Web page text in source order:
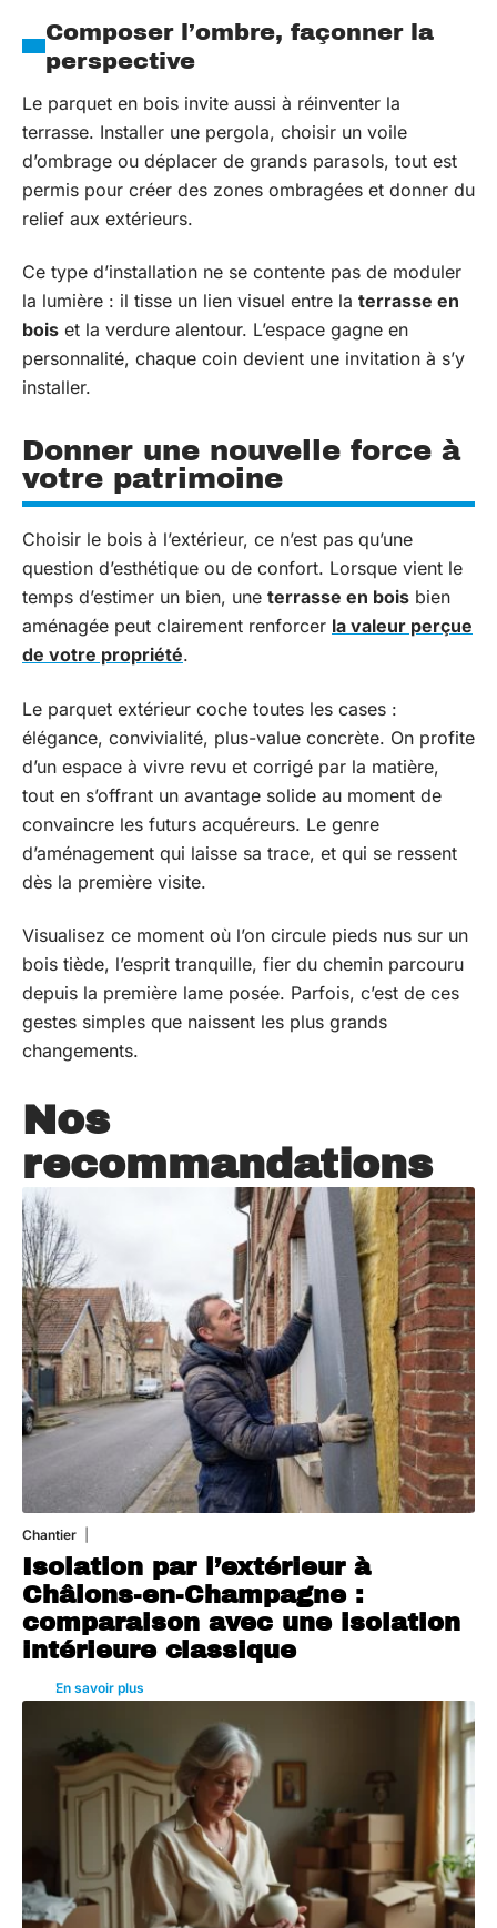
Composer l’ombre, façonner la
perspective
Le parquet en bois invite aussi à réinventer la
terrasse. Installer une pergola, choisir un voile
d’ombrage ou déplacer de grands parasols, tout est
permis pour créer des zones ombragées et donner du
relief aux extérieurs.
Ce type d’installation ne se contente pas de moduler
la lumière : il tisse un lien visuel entre la terrasse en
bois et la verdure alentour. L’espace gagne en
personnalité, chaque coin devient une invitation à s’y
installer.
Donner une nouvelle force à
votre patrimoine
Choisir le bois à l’extérieur, ce n’est pas qu’une
question d’esthétique ou de confort. Lorsque vient le
temps d’estimer un bien, une terrasse en bois bien
aménagée peut clairement renforcer la valeur perçue
de votre propriété.
Le parquet extérieur coche toutes les cases :
élégance, convivialité, plus-value concrète. On profite
d’un espace à vivre revu et corrigé par la matière,
tout en s’offrant un avantage solide au moment de
convaincre les futurs acquéreurs. Le genre
d’aménagement qui laisse sa trace, et qui se ressent
dès la première visite.
Visualisez ce moment où l’on circule pieds nus sur un
bois tiède, l’esprit tranquille, fier du chemin parcouru
depuis la première lame posée. Parfois, c’est de ces
gestes simples que naissent les plus grands
changements.
Nos
recommandations
Chantier
Isolation par l’extérieur à
Châlons-en-Champagne :
comparaison avec une isolation
intérieure classique
En savoir plus